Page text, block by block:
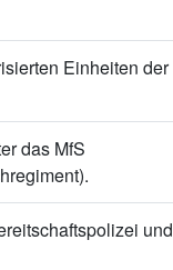
Einheiten der
das MfS
und